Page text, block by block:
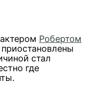
Робертом
стал
где